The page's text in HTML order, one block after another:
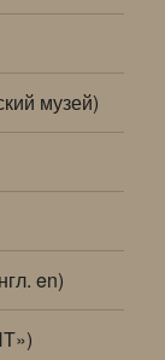
музей)
en)